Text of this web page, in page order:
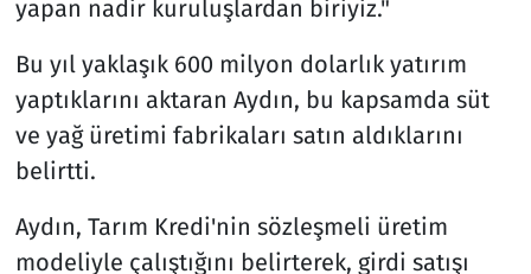
yapan nadir kuruluşlardan biriyiz."
Bu yıl yaklaşık 600 milyon dolarlık yatırım
yaptıklarını aktaran Aydın, bu kapsamda süt
ve yağ üretimi fabrikaları satın aldıklarını
belirtti.
Aydın, Tarım Kredi'nin sözleşmeli üretim
modeliyle çalıştığını belirterek, girdi satışı